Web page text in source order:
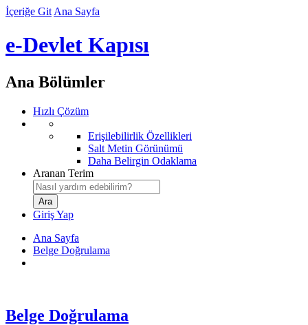
İçeriğe Git Ana Sayfa
e-Devlet Kapısı
Ana Bölümler
Hızlı Çözüm
Erişilebilirlik Özellikleri
Salt Metin Görünümü
Daha Belirgin Odaklama
Aranan Terim
Giriş Yap
Ana Sayfa
Belge Doğrulama
Belge Doğrulama